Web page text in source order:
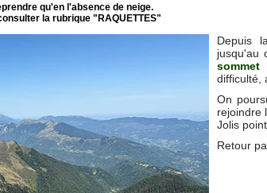
qu'en l'absence de neige.
la rubrique "RAQUETTES"
Depuis
jusqu'au
sommet
difficulté,
On
rejoindre
Jolis
Retour